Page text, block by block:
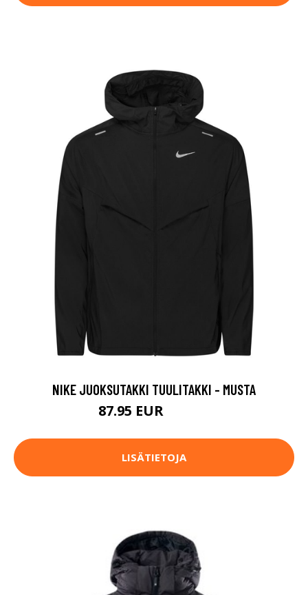
NIKE JUOKSUTAKKI TUULITAKKI - MUSTA
87.95 EUR
LISÄTIETOJA